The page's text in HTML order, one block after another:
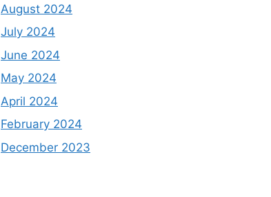
August 2024
July 2024
June 2024
May 2024
April 2024
February 2024
December 2023